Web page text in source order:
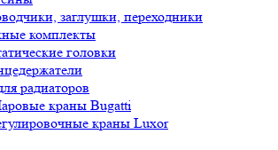
заглушки, переходники
комплекты
головки
радиаторов
краны Bugatti
краны Luxor